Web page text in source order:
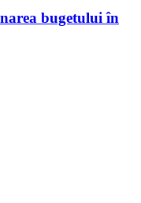
bugetului în